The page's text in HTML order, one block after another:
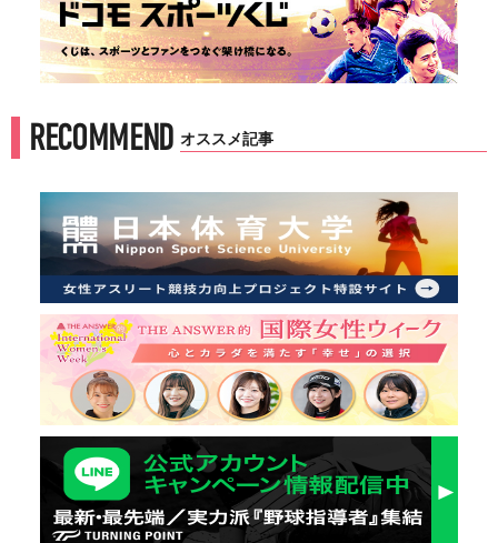
RECOMMEND オススメ記事